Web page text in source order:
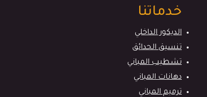
خدماتنا
الديكور الداخلي
تنسيق الحدائق
تشطيب المباني
دهانات المباني
ترميم المباني